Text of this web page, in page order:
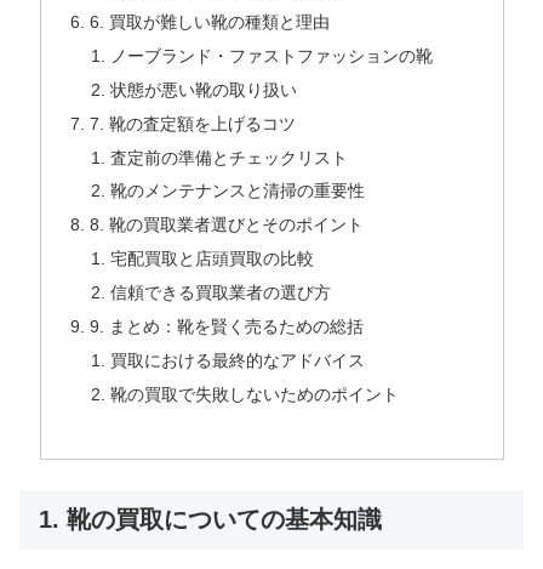
6. 買取が難しい靴の種類と理由
ノーブランド・ファストファッションの靴
状態が悪い靴の取り扱い
7. 靴の査定額を上げるコツ
査定前の準備とチェックリスト
靴のメンテナンスと清掃の重要性
8. 靴の買取業者選びとそのポイント
宅配買取と店頭買取の比較
信頼できる買取業者の選び方
9. まとめ：靴を賢く売るための総括
買取における最終的なアドバイス
靴の買取で失敗しないためのポイント
1. 靴の買取についての基本知識